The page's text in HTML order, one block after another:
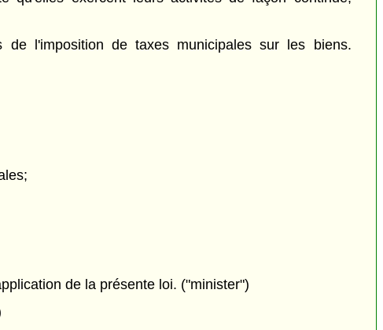
de l'imposition de taxes municipales sur les biens.
de la présente loi. ("minister")